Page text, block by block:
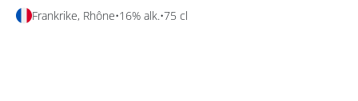
Frankrike, Rhône 16% alk. 75 cl